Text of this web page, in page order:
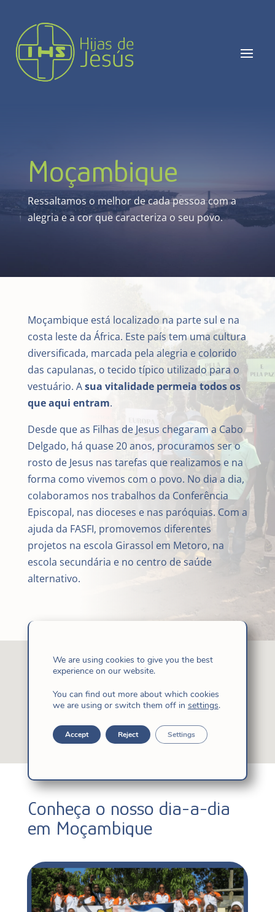
Moçambique
Ressaltamos o melhor de cada pessoa com a
alegria e a cor que caracteriza o seu povo.
Moçambique está localizado na parte sul e na
costa leste da África. Este país tem uma cultura
diversificada, marcada pela alegria e colorido
das capulanas, o tecido típico utilizado para o
vestuário. Asua vitalidade permeia todos os
que aqui entram.
Desde que as Filhas de Jesus chegaram a Cabo
Delgado, há quase 20 anos, procuramos ser o
rosto de Jesus nas tarefas que realizamos e na
forma como vivemos com o povo. No dia a dia,
colaboramos nos trabalhos da Conferência
Episcopal, nas dioceses e nas paróquias. Com a
ajuda da FASFI, promovemos diferentes
projetos na escola Girassol em Metoro, na
escola secundária e no centro de saúde
alternativo.
Conheça o nosso dia-a-dia
em Moçambique
We are using cookies to give you the best
experience on our website.
You can find out more about which cookies
we are using or switch them off in settings.
Accept Reject Settings